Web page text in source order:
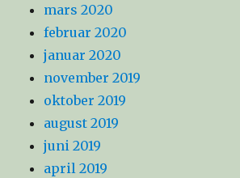
mars 2020
februar 2020
januar 2020
november 2019
oktober 2019
august 2019
juni 2019
april 2019